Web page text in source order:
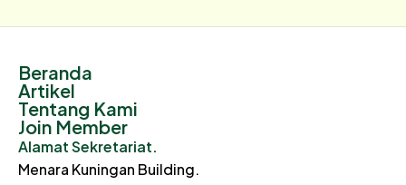
Beranda
Artikel
Tentang Kami
Join Member
Alamat Sekretariat.
Menara Kuningan Building.